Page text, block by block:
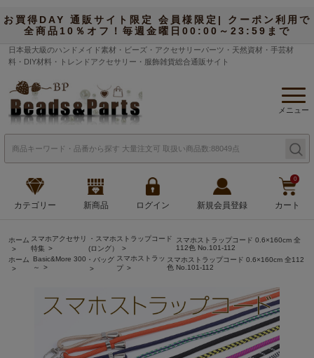
お買得DAY 通販サイト限定 会員様限定| クーポン利用で
全商品10％オフ！毎週金曜日00:00～23:59まで
日本最大級のハンドメイド素材・ビーズ・アクセサリーパーツ・天然資材・手芸材
料・DIY材料・トレンドアクセサリー・服飾雑貨総合通販サイト
メニュー
カテゴリー 新商品 ログイン 新規会員登録
0
カート
ホーム スマホアクセサリ
特集
・スマホストラップコード
(ロング）
スマホストラップコード 0.6×160cm 全
112色 No.101-112
ホーム
Basic&More 300
～
・バッグ スマホストラッ
プ
スマホストラップコード 0.6×160cm 全112
色 No.101-112